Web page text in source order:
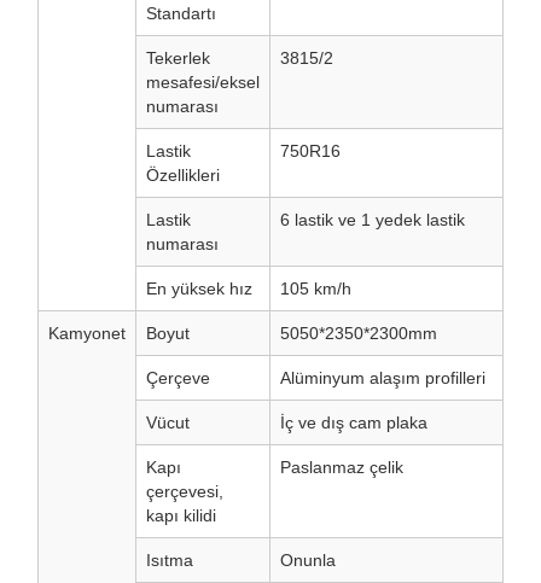
Standartı
Tekerlek
mesafesi/eksel
numarası
3815/2
Lastik
Özellikleri
750R16
Lastik
numarası
6 lastik ve 1 yedek lastik
En yüksek hız 105 km/h
Kamyonet Boyut 5050*2350*2300mm
Çerçeve Alüminyum alaşım profilleri
Vücut İç ve dış cam plaka
Kapı
çerçevesi,
kapı kilidi
Paslanmaz çelik
Isıtma Onunla